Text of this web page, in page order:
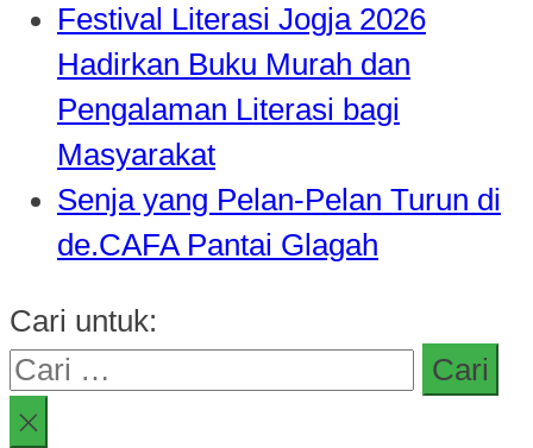
Festival Literasi Jogja 2026
Hadirkan Buku Murah dan
Pengalaman Literasi bagi
Masyarakat
Senja yang Pelan-Pelan Turun di
de.CAFA Pantai Glagah
Cari untuk: